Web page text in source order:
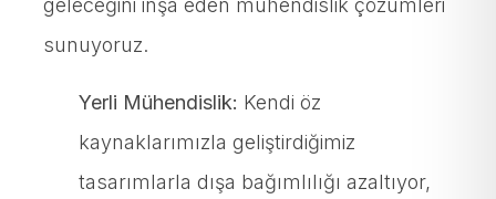
geleceğini inşa eden mühendislik çözümleri
sunuyoruz.
Yerli Mühendislik: Kendi öz
kaynaklarımızla geliştirdiğimiz
tasarımlarla dışa bağımlılığı azaltıyor,